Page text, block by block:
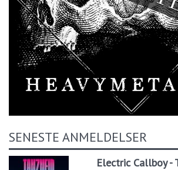
SENESTE ANMELDELSER
Electric Callboy -